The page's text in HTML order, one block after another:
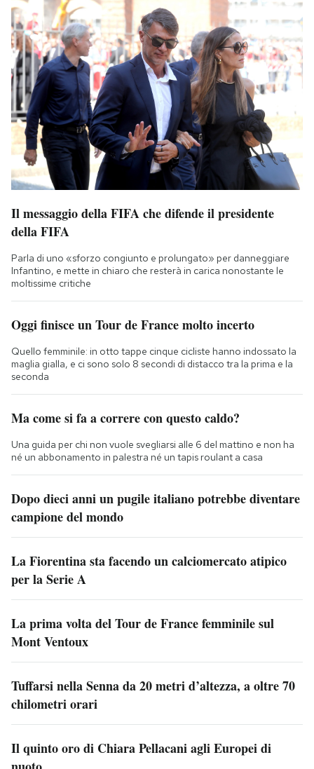
Il messaggio della FIFA che difende il presidente
della FIFA
Parla di uno «sforzo congiunto e prolungato» per danneggiare
Infantino, e mette in chiaro che resterà in carica nonostante le
moltissime critiche
Oggi finisce un Tour de France molto incerto
Quello femminile: in otto tappe cinque cicliste hanno indossato la
maglia gialla, e ci sono solo 8 secondi di distacco tra la prima e la
seconda
Ma come si fa a correre con questo caldo?
Una guida per chi non vuole svegliarsi alle 6 del mattino e non ha
né un abbonamento in palestra né un tapis roulant a casa
Dopo dieci anni un pugile italiano potrebbe diventare
campione del mondo
La Fiorentina sta facendo un calciomercato atipico
per la Serie A
La prima volta del Tour de France femminile sul
Mont Ventoux
Tuffarsi nella Senna da 20 metri d’altezza, a oltre 70
chilometri orari
Il quinto oro di Chiara Pellacani agli Europei di